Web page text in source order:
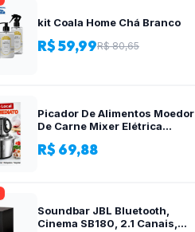
kit Coala Home Chá Branco
R$ 59,99R$ 80,65
Picador De Alimentos Moedor
De Carne Mixer Elétrica
Alho – 110v-220v
R$ 69,88
Soundbar JBL Bluetooth,
Cinema SB180, 2.1 Canais,